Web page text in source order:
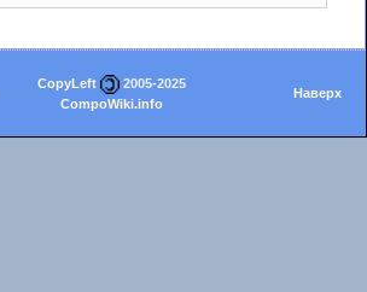
CopyLeft
2005-2025
CompoWiki.info
Наверх